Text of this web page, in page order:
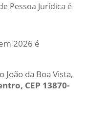
Pessoa Jurídica é
2026 é
da Boa Vista,
CEP 13870-